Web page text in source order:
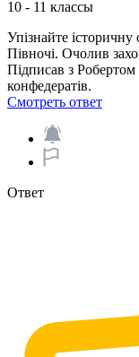
10 - 11 классы
Упізнайте
Півночі. Очолив
Підписав з Робертом
конфедератів.​
Смотреть ответ
Ответ